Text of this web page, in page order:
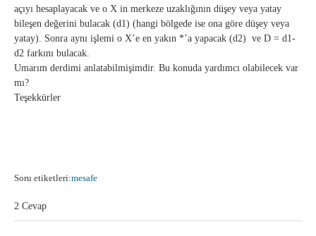
açıyı hesaplayacak ve o X in merkeze uzaklığının düşey veya yatay
bileşen değerini bulacak (d1) (hangi bölgede ise ona göre düşey veya
yatay). Sonra aynı işlemi o X’e en yakın *’a yapacak (d2) ve D = d1-
d2 farkını bulacak.
Umarım derdimi anlatabilmişimdir. Bu konuda yardımcı olabilecek var
mı?
Teşekkürler
Soru etiketleri:mesafe
2 Cevap